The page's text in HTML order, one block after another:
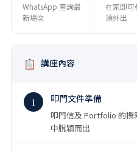
WhatsApp 查詢最
新場次
在家即
須外出
講座內容
1 叩門文件準備
叩門信及 Portfolio 的撰
中脫穎而出